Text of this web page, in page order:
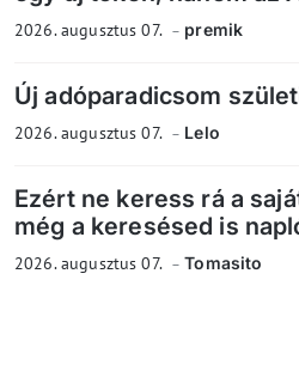
2026. augusztus 07. premik
Új adóparadicsom
2026. augusztus 07. Lelo
Ezért ne keress rá a
még a keresésed is
2026. augusztus 07. Tomasito